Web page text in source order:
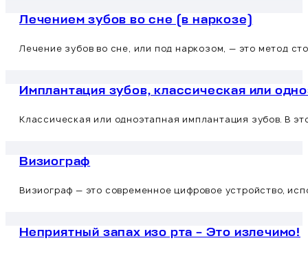
Лечением зубов во сне (в наркозе)
Лечение зубов во сне, или под наркозом, — это метод
Имплантация зубов, классическая или
Классическая или одноэтапная имплантация зубов. В
Визиограф
Визиограф — это современное цифровое устройство,
Неприятный запах изо рта – Это излечимо!